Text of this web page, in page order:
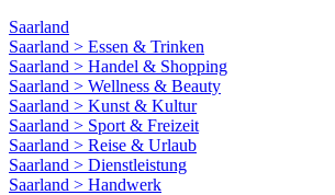
Saarland
Saarland > Essen & Trinken
Saarland > Handel & Shopping
Saarland > Wellness & Beauty
Saarland > Kunst & Kultur
Saarland > Sport & Freizeit
Saarland > Reise & Urlaub
Saarland > Dienstleistung
Saarland > Handwerk